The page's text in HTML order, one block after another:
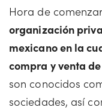
Hora de
organización
mexicano en la
compra y venta
son conocidos
sociedades, así